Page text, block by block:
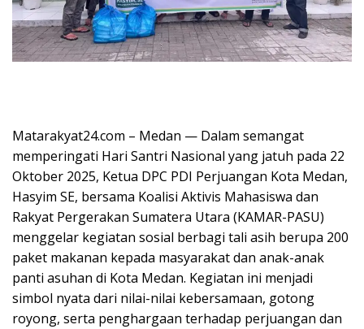
Matarakyat24.com – Medan — Dalam semangat
memperingati Hari Santri Nasional yang jatuh pada 22
Oktober 2025, Ketua DPC PDI Perjuangan Kota Medan,
Hasyim SE, bersama Koalisi Aktivis Mahasiswa dan
Rakyat Pergerakan Sumatera Utara (KAMAR-PASU)
menggelar kegiatan sosial berbagi tali asih berupa 200
paket makanan kepada masyarakat dan anak-anak
panti asuhan di Kota Medan. Kegiatan ini menjadi
simbol nyata dari nilai-nilai kebersamaan, gotong
royong, serta penghargaan terhadap perjuangan dan